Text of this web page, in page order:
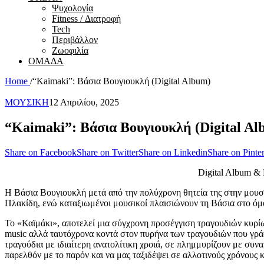
Ψυχολογία
Fitness / Διατροφή
Tech
Περιβάλλον
Ζωοφιλία
ΟΜΑΔΑ
Home /“Κaimaki”: Βάσια Βουγιουκλή (Digital Album)
ΜΟΥΣΙΚΗ12 Απριλίου, 2025
“Κaimaki”: Βάσια Βουγιουκλή (Digital
Share on FacebookShare on TwitterShare on LinkedinShare on
Digital Album &
Η Βάσια Βουγιουκλή μετά από την πολύχρονη θητεία της στην
Πλακίδη, ενώ καταξιωμένοι μουσικοί πλαισιώνουν τη Βάσια στο
Το «Καϊμάκι», αποτελεί μια σύγχρονη προσέγγιση τραγουδιών
music αλλά ταυτόχρονα κοντά στον πυρήνα των τραγουδιών που
τραγούδια με ιδιαίτερη ανατολίτικη χροιά, σε πλημμυρίζουν με
παρελθόν με το παρόν και να μας ταξιδέψει σε αλλοτινούς χρόνους